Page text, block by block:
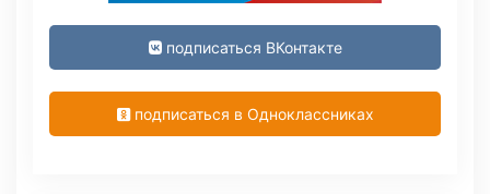
подписаться ВКонтакте
подписаться в Одноклассниках